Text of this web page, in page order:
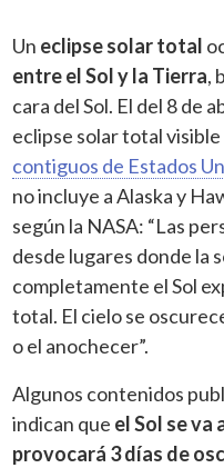
Un eclipse solar total
entre el Sol y la Tierra,
cara del Sol. El del 8 de
eclipse solar total
contiguos de Estados
no incluye a Alaska y
según la NASA: “Las
desde lugares donde la
completamente el Sol
total. El cielo se
o el anochecer”.
Algunos contenidos
indican que el Sol se va
provocará 3 días de